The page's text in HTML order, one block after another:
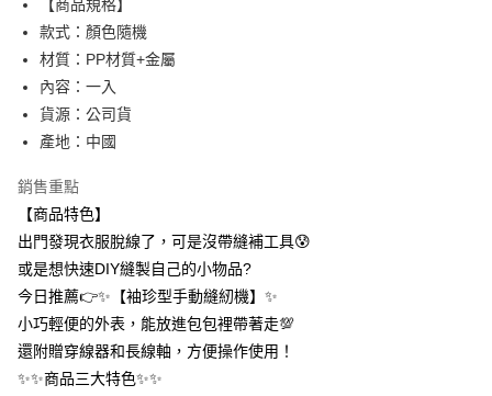
華南商業銀行
上海商業儲蓄銀行
國泰世華商業銀行
臺灣中小企業銀行
匯豐（台灣）商業銀行
聯邦商業銀行
元大商業銀行
台新國際商業銀行
台灣樂天信用卡公司
LINE Pay
Apple Pay
街口支付
AFTEE先享後付
相關說明
【關於「AFTEE先享後付」】
AFTEE先享後付是「在收到商品之後才付款」的支付方式。 讓您購物簡單
便利好安心！
１．簡單：不需註冊會員、不需綁卡、不需儲值。
２．便利：只要手機號碼，簡訊認證，即可結帳。
３．安心：先確認商品／服務後，再付款。
【「AFTEE先享後付」結帳流程】
ATM付款
運送方式
全家取貨付款
每筆NT$60，滿NT$399(含以上)免運費
【商品規格】
款式：顏色隨機
材質：PP材質+金屬
內容：一入
貨源：公司貨
產地：中國
銷售重點
【商品特色】
出門發現衣服脫線了，可是沒帶縫補工具😰
或是想快速DIY縫製自己的小物品?
今日推薦👉✨【袖珍型手動縫紉機】✨
小巧輕便的外表，能放進包包裡帶著走💯
還附贈穿線器和長線軸，方便操作使用！
✨✨商品三大特色✨✨